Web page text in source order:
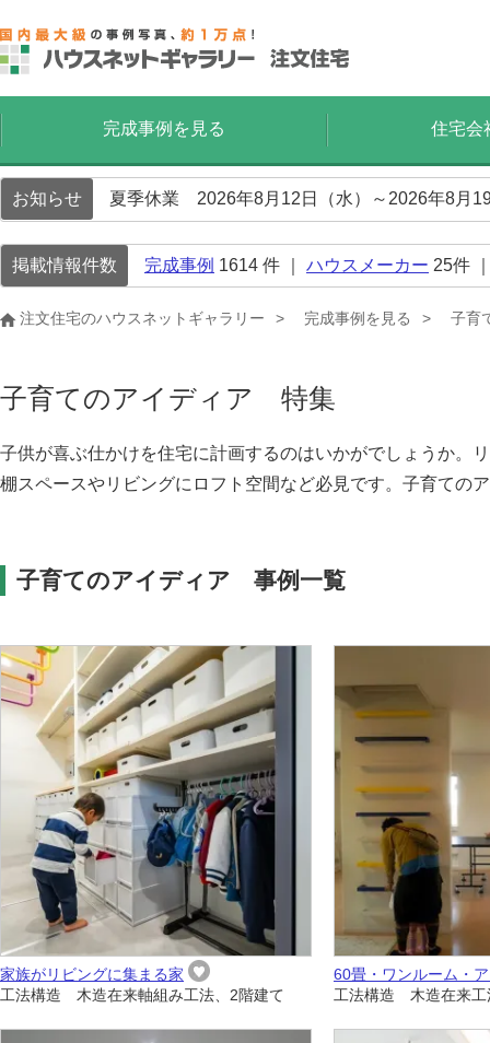
完成事例を見る 住宅会
お知らせ 夏季休業 2026年8月12日（水）～2026年8月
掲載情報件数 完成事例 1614 件 ｜ ハウスメーカー 25件
注文住宅のハウスネットギャラリー 完成事例を見る 子育
子育てのアイディア 特集
子供が喜ぶ仕かけを住宅に計画するのはいかがでしょうか。
棚スペースやリビングにロフト空間など必見です。子育ての
子育てのアイディア 事例一覧
家族がリビングに集まる家
工法構造 木造在来軸組み工法、2階建て
60畳・ワンルーム・
工法構造 木造在来工